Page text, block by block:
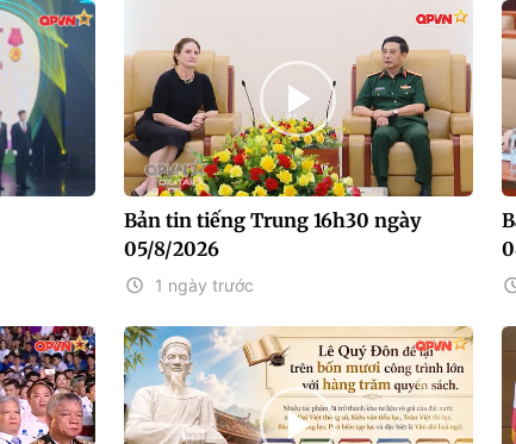
Bản tin tiếng Trung 16h30 ngày
05/8/2026
1 ngày trước